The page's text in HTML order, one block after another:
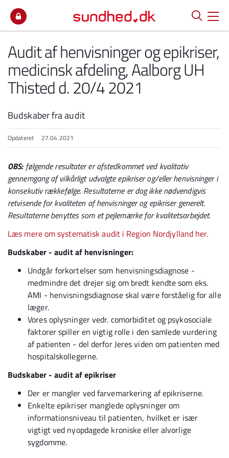
Audit af henvisninger og epikriser,
medicinsk afdeling, Aalborg UH
Thisted d. 20/4 2021
Budskaber fra audit
Opdateret 27.04.2021
OBS: følgende resultater er afstedkommet ved kvalitativ
gennemgang af vilkårligt udvalgte epikriser og/eller henvisninger i
konsekutiv rækkefølge. Resultaterne er dog ikke nødvendigvis
retvisende for kvaliteten af henvisninger og epikriser generelt.
Resultaterne benyttes som et pejlemærke for kvalitetsarbejdet.
Læs mere om systematisk audit i Region Nordjylland her.
Budskaber - audit af henvisninger:
Undgår forkortelser som henvisningsdiagnose -
medmindre det drejer sig om bredt kendte som eks.
AMI - henvisningsdiagnose skal være forståelig for alle
læger.
Vores oplysninger vedr. comorbiditet og psykosociale
faktorer spiller en vigtig rolle i den samlede vurdering
af patienten - del derfor Jeres viden om patienten med
hospitalskollegerne.
Budskaber - audit af epikriser
Der er mangler ved farvemarkering af epikriserne.
Enkelte epikriser manglede oplysninger om
informationsniveau til patienten, hvilket er især
vigtigt ved nyopdagede kroniske eller alvorlige
sygdomme.